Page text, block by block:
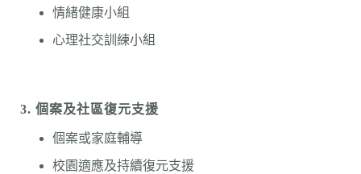
情緒健康小組
心理社交訓練小組
3. 個案及社區復元支援
個案或家庭輔導
校園適應及持續復元支援